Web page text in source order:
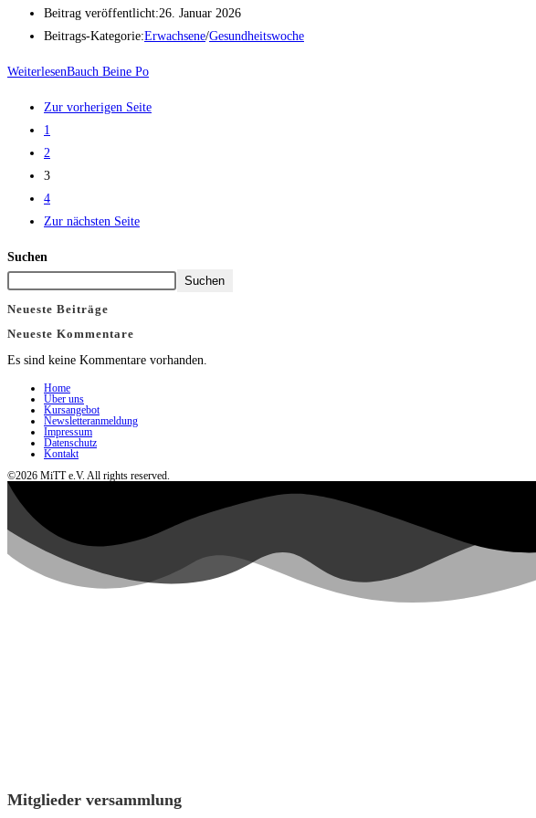
Beitrag veröffentlicht:26. Januar 2026
Beitrags-Kategorie:Erwachsene/Gesundheitswoche
WeiterlesenBauch Beine Po
Zur vorherigen Seite
1
2
3
4
Zur nächsten Seite
Suchen
Suchen
Neueste Beiträge
Neueste Kommentare
Es sind keine Kommentare vorhanden.
Home
Über uns
Kursangebot
Newsletteranmeldung
Impressum
Datenschutz
Kontakt
©2026 MiTT e.V. All rights reserved.
Mitglieder versammlung